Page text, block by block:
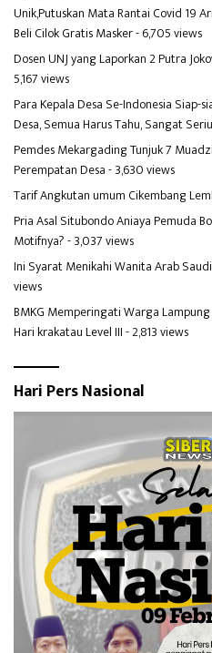
Unik,Putuskan Mata Rantai Covid 19
Beli Cilok Gratis Masker- 6,705 views
Dosen UNJ yang Laporkan 2 Putra
5,167 views
Para Kepala Desa Se-Indonesia Siap-
Desa, Semua Harus Tahu, Sangat
Pemdes Mekargading Tunjuk 7
Perempatan Desa- 3,630 views
Tarif Angkutan umum Cikembang
Pria Asal Situbondo Aniaya Pemuda
Motifnya?- 3,037 views
Ini Syarat Menikahi Wanita Arab
views
BMKG Memperingati Warga
Hari krakatau Level III- 2,813 views
Hari Pers Nasional